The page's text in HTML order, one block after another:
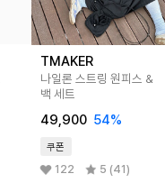
TMAKER
나일론 스트링 원피스 &
백 세트
49,900 54%
쿠폰
122 5 (41)